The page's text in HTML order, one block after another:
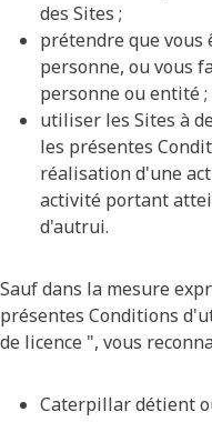
des Sites ;
prétendre que vous
personne, ou vous
personne ou entité ;
utiliser les Sites à
les présentes
réalisation d'une
activité portant
d'autrui.
Sauf dans la mesure
présentes Conditions
de licence ", vous
Caterpillar détient